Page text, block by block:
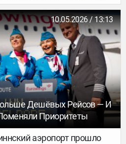
в Греции. Открытие
2026 года. До этого
только в Париже, Нью-
Бартелеми.
10.05.2026 / 13:13
Дешёвых Рейсов — И
Приоритеты
аэропорт прошло